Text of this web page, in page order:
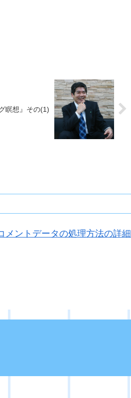
瞑想』その(1)
メントデータの処理方法の詳細